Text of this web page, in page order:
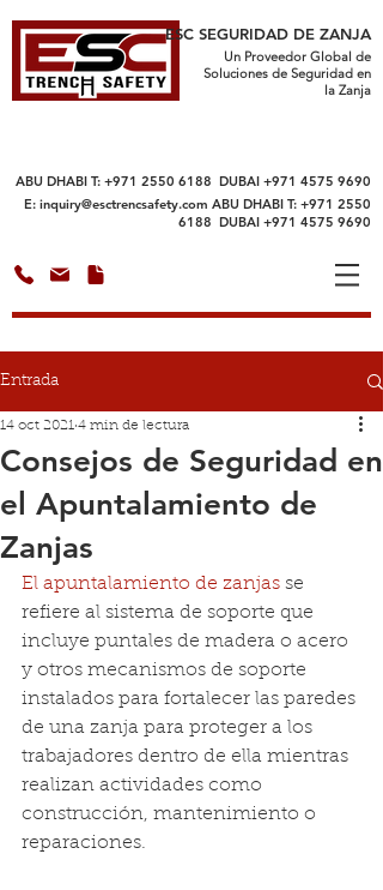
ESC SEGURIDAD DE ZANJA
Un Proveedor Global de
Soluciones de Seguridad en
la Zanja
ABU DHABI T: +971 2550 6188 DUBAI +971 4575 9690
E: inquiry@esctrencsafety.com ABU DHABI T: +971 2550
6188 DUBAI +971 4575 9690
Entrada
Consejos de Seguridad en
el Apuntalamiento de
Zanjas
14 oct 2021 4 min de lectura
El apuntalamiento de zanjas se
refiere al sistema de soporte que
incluye puntales de madera o acero
y otros mecanismos de soporte
instalados para fortalecer las paredes
de una zanja para proteger a los
trabajadores dentro de ella mientras
realizan actividades como
construcción, mantenimiento o
reparaciones.